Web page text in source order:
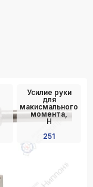
Усилие руки
для
макисмального
момента,
Н
251